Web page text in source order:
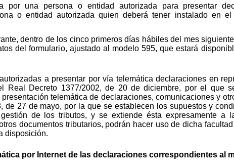
una persona o entidad autorizada para presentar
o entidad autorizada quien deberá tener instalado en el
dentro de los cinco primeros días hábiles del mes
del formulario, ajustado al modelo 595, que estará
a presentar por vía telemática declaraciones en
Real Decreto 1377/2002, de 20 de diciembre, por el que
telemática de declaraciones, comunicaciones y
de 27 de mayo, por la que se establecen los supuestos y
de los tributos, y se extiende ésta expresamente a
documentos tributarios, podrán hacer uso de dicha
disposición.
por Internet de las declaraciones correspondientes al